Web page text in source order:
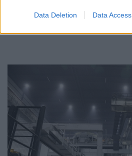
Data Deletion Data Access
bekapcsolni a push értesítéseket.